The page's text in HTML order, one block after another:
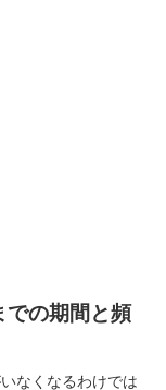
での期間と頻
なくなるわけでは